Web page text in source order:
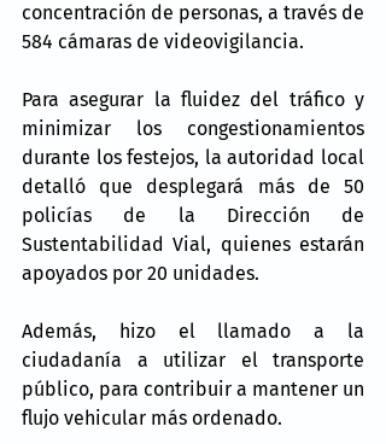
concentración de personas, a través de
584 cámaras de videovigilancia.
Para asegurar la fluidez del tráfico y
minimizar los congestionamientos
durante los festejos, la autoridad local
detalló que desplegará más de 50
policías de la Dirección de
Sustentabilidad Vial, quienes estarán
apoyados por 20 unidades.
Además, hizo el llamado a la
ciudadanía a utilizar el transporte
público, para contribuir a mantener un
flujo vehicular más ordenado.